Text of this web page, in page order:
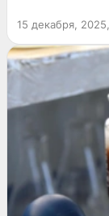
15 декабря,